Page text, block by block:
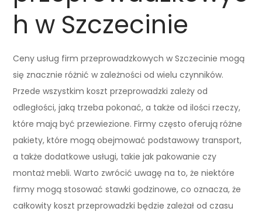
h w Szczecinie
Ceny usług firm przeprowadzkowych w Szczecinie mogą
się znacznie różnić w zależności od wielu czynników.
Przede wszystkim koszt przeprowadzki zależy od
odległości, jaką trzeba pokonać, a także od ilości rzeczy,
które mają być przewiezione. Firmy często oferują różne
pakiety, które mogą obejmować podstawowy transport,
a także dodatkowe usługi, takie jak pakowanie czy
montaż mebli. Warto zwrócić uwagę na to, że niektóre
firmy mogą stosować stawki godzinowe, co oznacza, że
całkowity koszt przeprowadzki będzie zależał od czasu